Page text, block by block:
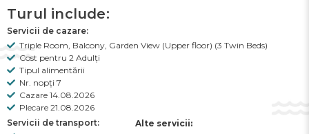
Turul include:
Servicii de cazare:
Triple Room, Balcony, Garden View (Upper floor) (3 Twin Beds)
Cost pentru 2 Adulți
Tipul alimentării
Nr. nopți 7
Cazare 14.08.2026
Plecare 21.08.2026
Alte servicii:
Servicii de transport: